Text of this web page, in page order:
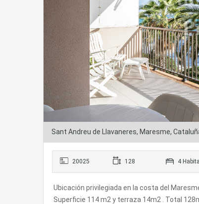
Sant Andreu de Llavaneres, Maresme,
20025 128 4
Ubicación privilegiada en la costa del Maresme
Superficie 114 m2 y terraza 14m2 . Total